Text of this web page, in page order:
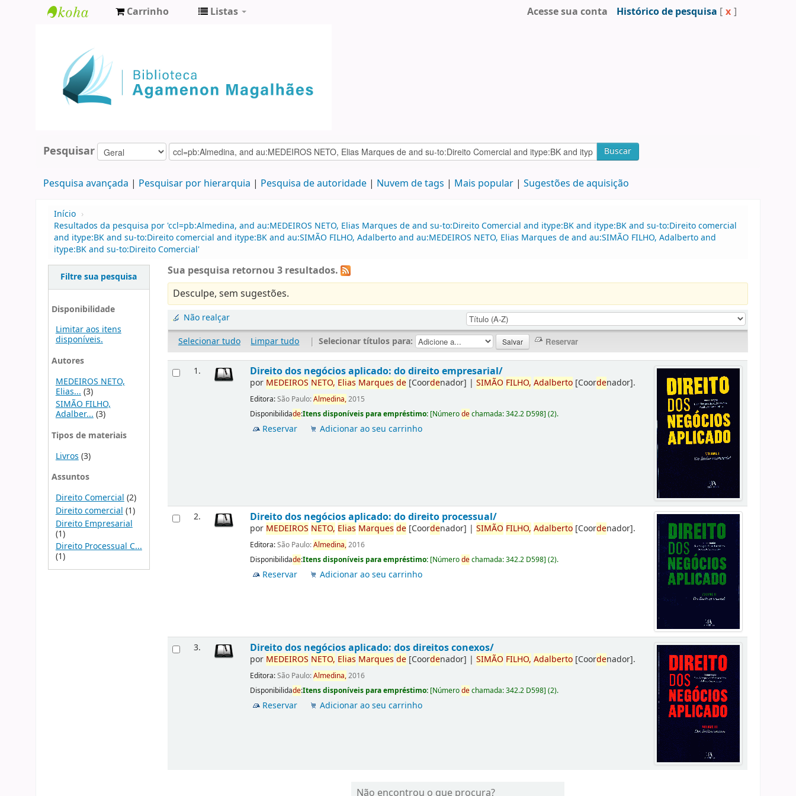
Agamenon
Magalhães
Carrinho Listas Acesse sua conta Histórico de pesquisa [ x ]
Pesquisar Buscar
Pesquisa avançada Pesquisar por hierarquia Pesquisa de autoridade Nuvem de tags Mais popular Sugestões de aquisição
Início ›
Resultados da pesquisa por 'ccl=pb:Almedina, and au:MEDEIROS NETO, Elias Marques de and su-to:Direito Comercial and itype:BK and itype:BK and su-to:Direito comercial
and itype:BK and su-to:Direito comercial and itype:BK and au:SIMÃO FILHO, Adalberto and au:MEDEIROS NETO, Elias Marques de and au:SIMÃO FILHO, Adalberto and
itype:BK and su-to:Direito Comercial'
Filtre sua pesquisa
Disponibilidade
Limitar aos itens
disponíveis.
Autores
MEDEIROS NETO,
Elias... (3)
SIMÃO FILHO,
Adalber...(3)
Tipos de materiais
Livros (3)
Assuntos
Direito Comercial (2)
Direito comercial (1)
Direito Empresarial
(1)
Direito Processual C...
(1)
Sua pesquisa retornou 3 resultados.
Desculpe, sem sugestões.
Não realçar
Selecionar tudo
Limpar tudo | Selecionar títulos para:
1. Direito dos negócios aplicado: do direito empresarial/
por MEDEIROS NETO, Elias Marques de [Coordenador] |SIMÃO FILHO, Adalberto [Coordenador].
Editora:São Paulo:Almedina,2015
Disponibilidade:Itens disponíveis para empréstimo: [Númerodechamada:342.2 D598](2).
Reservar Adicionar ao seu carrinho
2. Direito dos negócios aplicado: do direito processual/
por MEDEIROS NETO, Elias Marques de [Coordenador] |SIMÃO FILHO, Adalberto [Coordenador].
Editora:São Paulo:Almedina,2016
Disponibilidade:Itens disponíveis para empréstimo: [Númerodechamada:342.2 D598](2).
Reservar Adicionar ao seu carrinho
3. Direito dos negócios aplicado: dos direitos conexos/
por MEDEIROS NETO, Elias Marques de [Coordenador] |SIMÃO FILHO, Adalberto [Coordenador].
Editora:São Paulo:Almedina,2016
Disponibilidade:Itens disponíveis para empréstimo: [Númerodechamada:342.2 D598](2).
Reservar Adicionar ao seu carrinho